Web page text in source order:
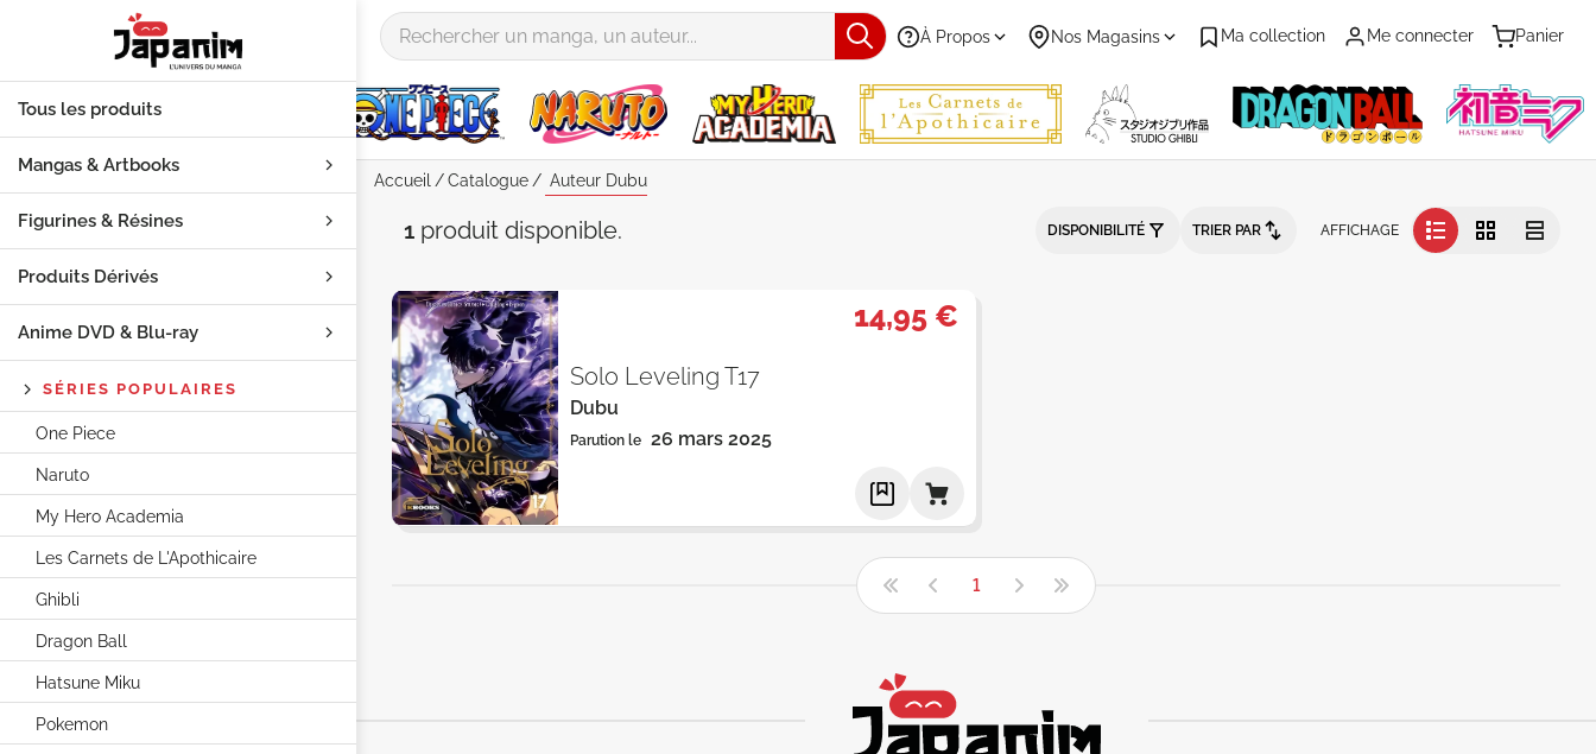
À Propos Nos Magasins Ma collection Me connecter Panier
Tous les produits
Mangas & Artbooks
Figurines & Résines
Produits Dérivés
Anime DVD & Blu‑ray
SÉRIES POPULAIRES
One Piece
Naruto
My Hero Academia
Les Carnets de L'Apothicaire
Ghibli
Dragon Ball
Hatsune Miku
Pokemon
Accueil Catalogue Auteur Dubu
Auteur "Dubu" - Par Date de parution - Catalogue produits
1 produit disponible. DISPONIBILITÉ TRIER PAR AFFICHAGE
14,95 €
Solo Leveling T17
Dubu
Parution le 26 mars 2025
1